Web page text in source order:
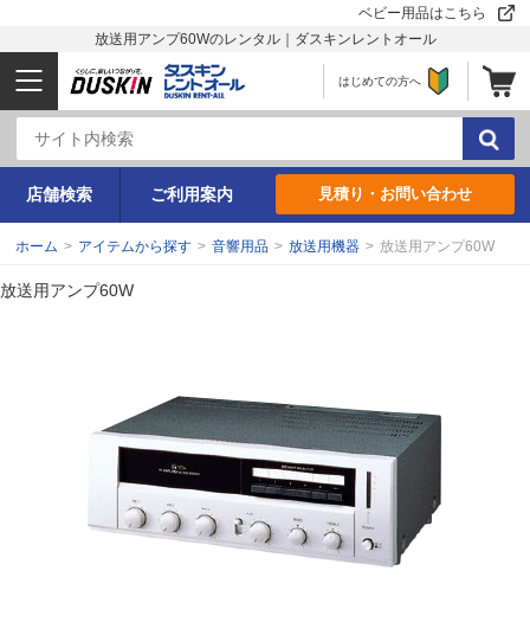
ベビー用品はこちら
放送用アンプ60Wのレンタル｜ダスキンレントオール
はじめての方へ
店舗検索 ご利用案内 見積り・お問い合わせ
ホーム > アイテムから探す > 音響用品 > 放送用機器 > 放送用アンプ60W
放送用アンプ60W